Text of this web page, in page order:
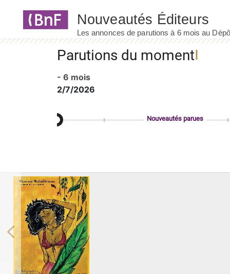
Parutions du moment
- 6 mois
2/7/2026
Nouveautés parues
Previous